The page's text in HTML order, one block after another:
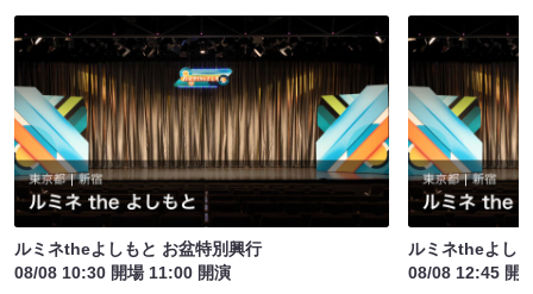
ルミネtheよしもと お盆特別興行
08/08 10:30 開場 11:00 開演
ルミネtheよし
08/08 12:45 開